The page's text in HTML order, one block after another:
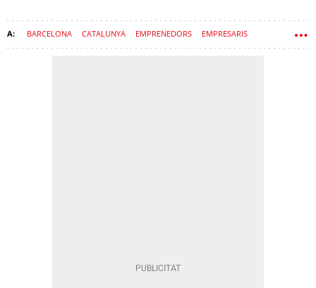
BARCELONA CATALUNYA EMPRENEDORS EMPRESARIS